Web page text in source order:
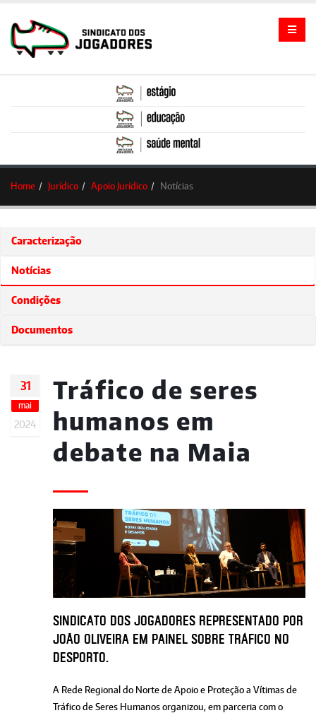
Home Jurídico Apoio Jurídico Notícias
Caracterização
Notícias
Condições
Documentos
31
mai
2024
Tráfico de seres
humanos em
debate na Maia
Sindicato dos Jogadores representado por
João Oliveira em painel sobre tráfico no
desporto.
A Rede Regional do Norte de Apoio e Proteção a Vítimas de
Tráfico de Seres Humanos organizou, em parceria com o